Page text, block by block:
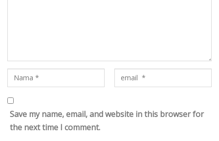
Save my name, email, and website in this browser for
the next time I comment.